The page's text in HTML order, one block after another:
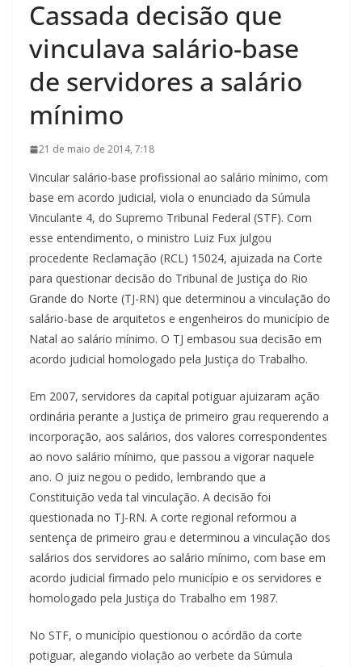
Cassada decisão que
vinculava salário-base
de servidores a salário
mínimo
21 de maio de 2014, 7:18
Vincular salário-base profissional ao salário mínimo, com
base em acordo judicial, viola o enunciado da Súmula
Vinculante 4, do Supremo Tribunal Federal (STF). Com
esse entendimento, o ministro Luiz Fux julgou
procedente Reclamação (RCL) 15024, ajuizada na Corte
para questionar decisão do Tribunal de Justiça do Rio
Grande do Norte (TJ-RN) que determinou a vinculação do
salário-base de arquitetos e engenheiros do município de
Natal ao salário mínimo. O TJ embasou sua decisão em
acordo judicial homologado pela Justiça do Trabalho.
Em 2007, servidores da capital potiguar ajuizaram ação
ordinária perante a Justiça de primeiro grau requerendo a
incorporação, aos salários, dos valores correspondentes
ao novo salário mínimo, que passou a vigorar naquele
ano. O juiz negou o pedido, lembrando que a
Constituição veda tal vinculação. A decisão foi
questionada no TJ-RN. A corte regional reformou a
sentença de primeiro grau e determinou a vinculação dos
salários dos servidores ao salário mínimo, com base em
acordo judicial firmado pelo município e os servidores e
homologado pela Justiça do Trabalho em 1987.
No STF, o município questionou o acórdão da corte
potiguar, alegando violação ao verbete da Súmula